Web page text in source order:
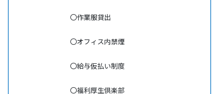
〇作業服貸出
〇オフィス内禁煙
〇給与仮払い制度
〇福利厚生倶楽部